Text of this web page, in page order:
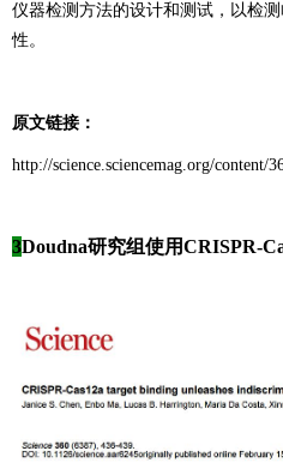
仪器检测方法的设计和测试，以检
性。
原文链接：
http://science.sciencemag.org/content/
3Doudna研究组使用CRISPR-